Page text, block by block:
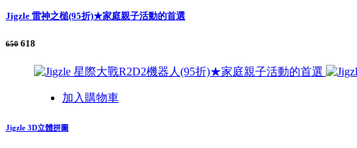
Jigzle 雷神之槌(95折)★家庭親子活動的首選
650 618
加入購物車
Jigzle 3D立體拼圖